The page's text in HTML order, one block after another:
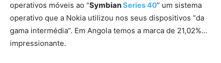
operativos móveis ao “SymbianSeries 40” um sistema
operativo que a Nokia utilizou nos seus dispositivos “da
gama intermédia”. Em Angola temos a marca de 21,02%…
impressionante.